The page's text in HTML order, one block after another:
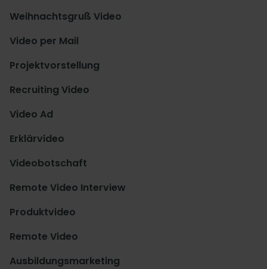
Weihnachtsgruß Video
Video per Mail
Projektvorstellung
Recruiting Video
Video Ad
Erklärvideo
Videobotschaft
Remote Video Interview
Produktvideo
Remote Video
Ausbildungsmarketing